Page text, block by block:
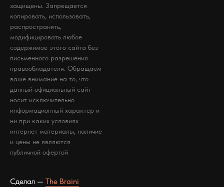
защищены. Запрещается
копировать, использовать,
распространять,
модифицировать любое
содержимое этого сайта без
письменного разрешения
правообладателя. Обращаем
ваше внимание на то, что
данный официальный сайт
носит исключительно
информационный характер и
ни при каких условиях
интернет материалы, наличие
и цены не являются
публичной офертой
Сделал — The Braini